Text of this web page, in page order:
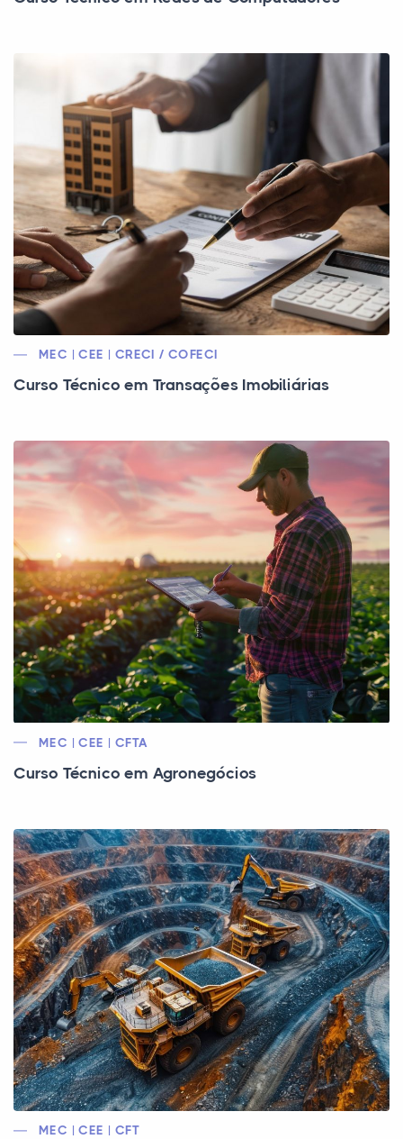
MEC | CEE | CRECI / COFECI
Curso Técnico em Transações Imobiliárias
MEC | CEE | CFTA
Curso Técnico em Agronegócios
MEC | CEE | CFT